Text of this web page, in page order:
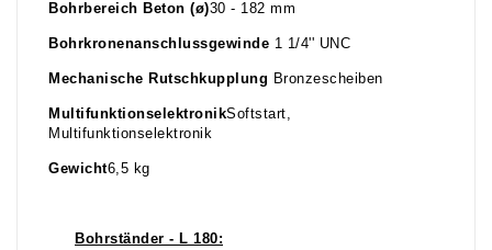
Bohrbereich Beton (ø)30 - 182 mm
Bohrkronenanschlussgewinde 1 1/4'' UNC
Mechanische Rutschkupplung Bronzescheiben
MultifunktionselektronikSoftstart,
Multifunktionselektronik
Gewicht6,5 kg
Bohrständer - L 180: